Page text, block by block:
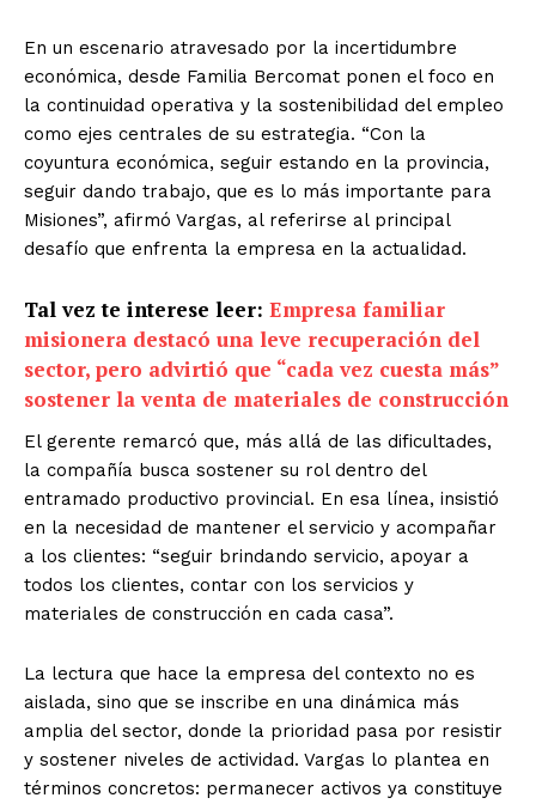
En un escenario atravesado por la incertidumbre
económica, desde Familia Bercomat ponen el foco en
la continuidad operativa y la sostenibilidad del empleo
como ejes centrales de su estrategia. “Con la
coyuntura económica, seguir estando en la provincia,
seguir dando trabajo, que es lo más importante para
Misiones”, afirmó Vargas, al referirse al principal
desafío que enfrenta la empresa en la actualidad.
Tal vez te interese leer: Empresa familiar
misionera destacó una leve recuperación del
sector, pero advirtió que “cada vez cuesta más”
sostener la venta de materiales de construcción
El gerente remarcó que, más allá de las dificultades,
la compañía busca sostener su rol dentro del
entramado productivo provincial. En esa línea, insistió
en la necesidad de mantener el servicio y acompañar
a los clientes: “seguir brindando servicio, apoyar a
todos los clientes, contar con los servicios y
materiales de construcción en cada casa”.
La lectura que hace la empresa del contexto no es
aislada, sino que se inscribe en una dinámica más
amplia del sector, donde la prioridad pasa por resistir
y sostener niveles de actividad. Vargas lo plantea en
términos concretos: permanecer activos ya constituye